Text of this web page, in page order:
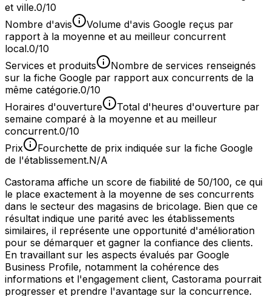
et ville.0/10
Nombre d'avis
Volume d'avis Google reçus par
rapport à la moyenne et au meilleur concurrent
local.0/10
Services et produits
Nombre de services renseignés
sur la fiche Google par rapport aux concurrents de la
même catégorie.0/10
Horaires d'ouverture
Total d'heures d'ouverture par
semaine comparé à la moyenne et au meilleur
concurrent.0/10
Prix
Fourchette de prix indiquée sur la fiche Google
de l'établissement.N/A
Castorama affiche un score de fiabilité de 50/100, ce qui
le place exactement à la moyenne de ses concurrents
dans le secteur des magasins de bricolage. Bien que ce
résultat indique une parité avec les établissements
similaires, il représente une opportunité d'amélioration
pour se démarquer et gagner la confiance des clients.
En travaillant sur les aspects évalués par Google
Business Profile, notamment la cohérence des
informations et l'engagement client, Castorama pourrait
progresser et prendre l'avantage sur la concurrence.